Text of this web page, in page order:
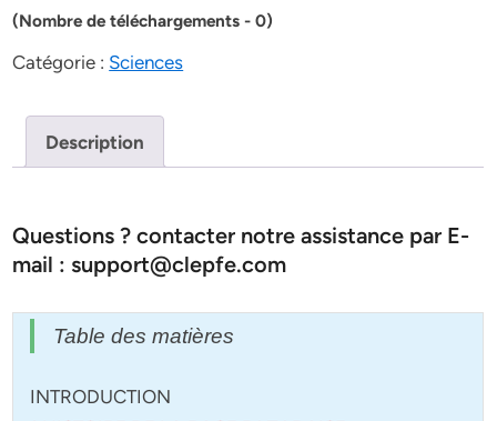
(Nombre de téléchargements - 0)
Catégorie : Sciences
Description
Questions ? contacter notre assistance par E-
mail : support@clepfe.com
Table des matières
INTRODUCTION